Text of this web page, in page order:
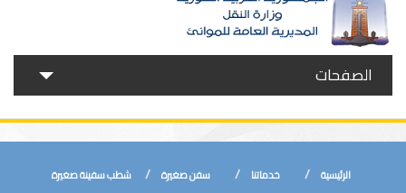
الصفحات
حولنا
الرئيسية خدماتنا سفن صغيرة شطب سفينة صغيرة